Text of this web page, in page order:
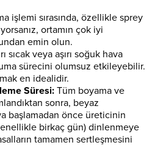
işlemi sırasında, özellikle sprey
ortamın çok iyi
emin olun.
sıcak veya aşırı soğuk hava
sürecini olumsuz etkileyebilir.
en idealidir.
Süresi: Tüm boyama ve
sonra, beyaz
başlamadan önce üreticinin
birkaç gün) dinlenmeye
tamamen sertleşmesini